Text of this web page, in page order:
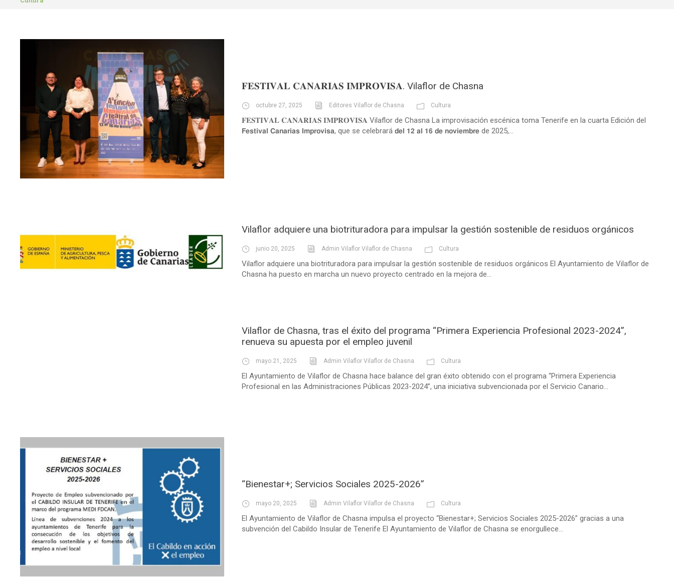
𝐅𝐄𝐒𝐓𝐈𝐕𝐀𝐋 𝐂𝐀𝐍𝐀𝐑𝐈𝐀𝐒 𝐈𝐌𝐏𝐑𝐎𝐕𝐈𝐒𝐀. Vilaflor de Chasna
octubre 27, 2025 Editores Vilaflor de Chasna Cultura
𝐅𝐄𝐒𝐓𝐈𝐕𝐀𝐋 𝐂𝐀𝐍𝐀𝐑𝐈𝐀𝐒 𝐈𝐌𝐏𝐑𝐎𝐕𝐈𝐒𝐀 Vilaflor de Chasna La improvisación escénica toma Tenerife en la cuarta Edición del
𝗙𝗲𝘀𝘁𝗶𝘃𝗮𝗹 𝗖𝗮𝗻𝗮𝗿𝗶𝗮𝘀 𝗜𝗺𝗽𝗿𝗼𝘃𝗶𝘀𝗮, que se celebrará 𝗱𝗲𝗹 𝟭𝟮 𝗮𝗹 𝟭𝟲 𝗱𝗲 𝗻𝗼𝘃𝗶𝗲𝗺𝗯𝗿𝗲 de 2025,...
Vilaflor adquiere una biotrituradora para impulsar la gestión sostenible de residuos orgánicos
junio 20, 2025 Admin Vilaflor Vilaflor de Chasna Cultura
Vilaflor adquiere una biotrituradora para impulsar la gestión sostenible de residuos orgánicos El Ayuntamiento de Vilaflor de
Chasna ha puesto en marcha un nuevo proyecto centrado en la mejora de...
Vilaflor de Chasna, tras el éxito del programa “Primera Experiencia Profesional 2023-2024”,
renueva su apuesta por el empleo juvenil
mayo 21, 2025 Admin Vilaflor Vilaflor de Chasna Cultura
El Ayuntamiento de Vilaflor de Chasna hace balance del gran éxito obtenido con el programa “Primera Experiencia
Profesional en las Administraciones Públicas 2023-2024”, una iniciativa subvencionada por el Servicio Canario...
“Bienestar+; Servicios Sociales 2025-2026”
mayo 20, 2025 Admin Vilaflor Vilaflor de Chasna Cultura
El Ayuntamiento de Vilaflor de Chasna impulsa el proyecto “Bienestar+; Servicios Sociales 2025-2026” gracias a una
subvención del Cabildo Insular de Tenerife El Ayuntamiento de Vilaflor de Chasna se enorgullece...